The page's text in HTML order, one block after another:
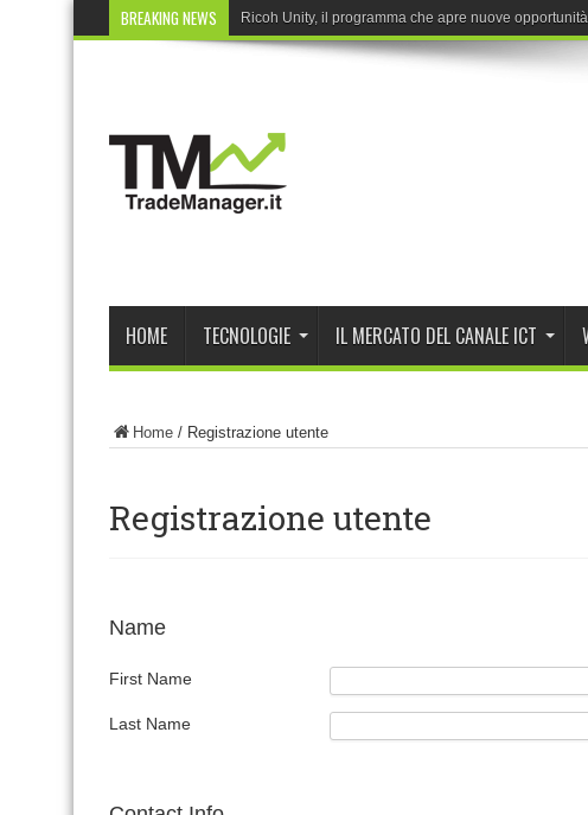
BREAKING NEWS Ricoh Unity, il programma che apre nuove
HOME TECNOLOGIE IL MERCATO DEL CANALE ICT
Home / Registrazione utente
Registrazione utente
Name
First Name
Last Name